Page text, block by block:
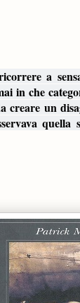
a
in che
creare un
quella